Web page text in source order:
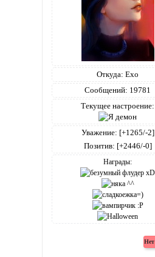
Откуда: Ехо
Сообщений: 19781
Текущее настроение:
Уважение: [+1265/-2]
Позитив: [+2446/-0]
Награды: